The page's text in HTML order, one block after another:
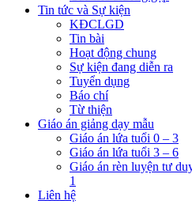
Tin tức và Sự kiện
KĐCLGD
Tin bài
Hoạt động chung
Sự kiện đang diễn ra
Tuyển dụng
Báo chí
Từ thiện
Giáo án giảng dạy mẫu
Giáo án lứa tuổi 0 – 3
Giáo án lứa tuổi 3 – 6
Giáo án rèn luyện tư
1
Liên hệ